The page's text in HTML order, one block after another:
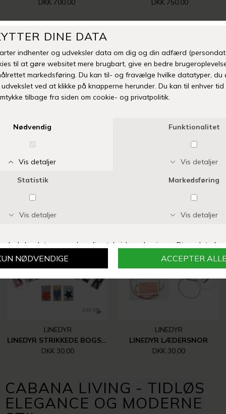
DKK 700,00 DKK 750,00
CABANA LIVING
FILIA JEANS | LIGHT DENIM
SIDST SETE PRODUKTER
LINEDYR
LINEDYR STRIKKEDE BOGSTAVER, TAL MM.
DKK 30,00
LINEDYR
LINEDYR LÆDERSNOR
DKK 30,00
CABANA LIVING - TIDLØS
ELEGANCE OG MODERNE